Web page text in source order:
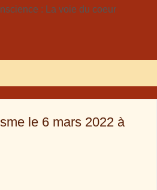
le 6 mars 2022 à